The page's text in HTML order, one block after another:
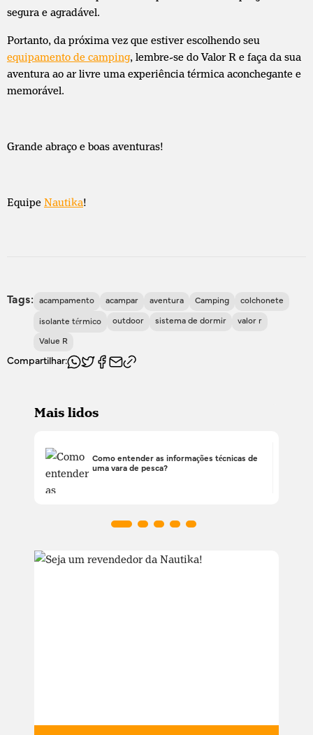
segura e agradável.
Portanto, da próxima vez que estiver escolhendo seu
equipamento de camping, lembre-se do Valor R e faça da sua
aventura ao ar livre uma experiência térmica aconchegante e
memorável.
Grande abraço e boas aventuras!
Equipe Nautika!
Tags: acampamento acampar aventura Camping colchonete
isolante térmico outdoor sistema de dormir valor r
Value R
Compartilhar:
Mais lidos
Como entender as informações técnicas de
uma vara de pesca?